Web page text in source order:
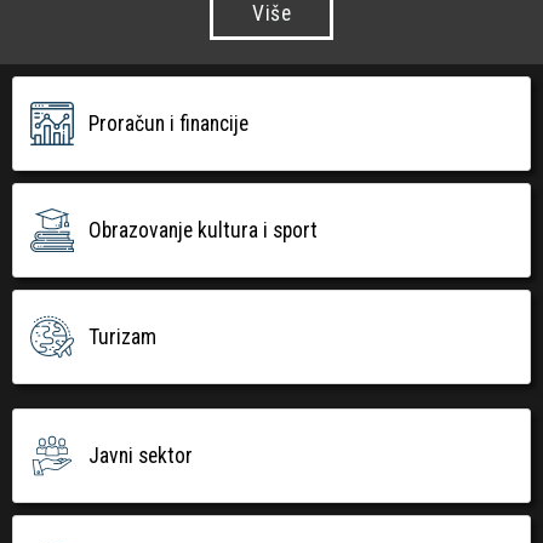
Više
Proračun i financije
Obrazovanje kultura i sport
Turizam
Javni sektor